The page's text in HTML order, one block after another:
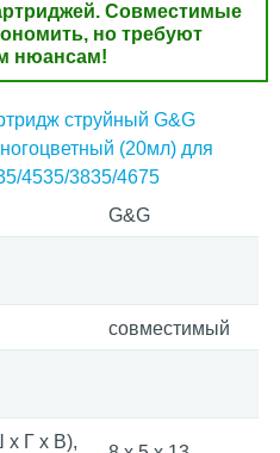
Совместимые
но требуют
нюансам!
струйный G&G
(20мл) для
4535/3835/4675
G&G
совместимый
x Г x В),